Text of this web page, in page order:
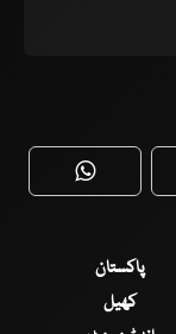
WhatsApp
پاکستان
کھیل